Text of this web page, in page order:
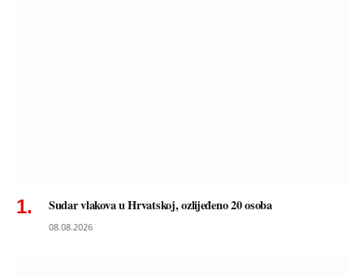
Sudar vlakova u Hrvatskoj, ozlijeđeno 20 osoba
08.08.2026